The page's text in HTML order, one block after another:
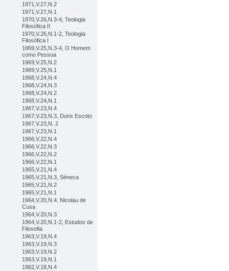
1971,V.27,N.2
1971,V.27,N.1
1970,V.26,N.3-4, Teologia
Filosófica II
1970,V.26,N.1-2, Teologia
Filosófica I
1969,V.25,N.3-4, O Homem
como Pessoa
1969,V.25,N.2
1969,V.25,N.1
1968,V.24,N.4
1968,V.24,N.3
1968,V.24,N.2
1968,V.24,N.1
1967,V.23,N.4
1967,V.23,N.3, Duns Escoto
1967,V.23,N. 2
1967,V.23,N.1
1966,V.22,N.4
1966,V.22,N.3
1966,V.22,N.2
1966,V.22,N.1
1965,V.21,N.4
1965,V.21,N.3, Séneca
1965,V.21,N.2
1965,V.21,N.1
1964,V.20,N.4, Nicolau de
Cusa
1964,V.20,N.3
1964,V.20,N.1-2, Estudos de
Filosofia
1963,V.19,N.4
1963,V.19,N.3
1963,V.19,N.2
1963,V.19,N.1
1962,V.18,N.4